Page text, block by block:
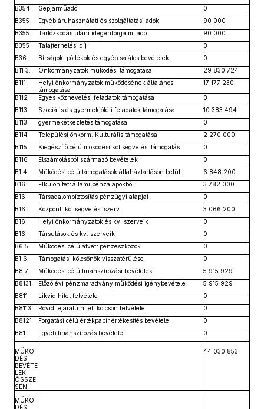
B354
Gépjárműadó
0
B355
Egyéb áruhasználati és szolgáltatási adók
90 000
B355
Tartózkodás utáni idegenforgalmi adó
90 000
B355
Talajterhelési díj
0
B36
Bírságok, pótlékok és egyéb sajátos bevételek
0
B11 3.
Önkormányzatok müködési támogatásai
29 830 724
B111
Helyi önkormányzatok működésének általános
támogatása
17 177 230
B112 Egyes köznevelési feladatok támogatása
0
B113
Szociális és gyermekjóléti feladatok támogatása
10 383 494
B113
gyermekétkeztetés támogatása
0
B114
Települési önkorm. Kulturális támogatása
2 270 000
B115
Kiegészítő célú möködési költségvetési támogatás
0
B116
Elszámolásból származó bevételek
0
B1 4.
Működési célú támogatások állaháztartáson belül
6 848 200
B16
Elkülönített állami pénzalapokból
3 782 000
B16
Társadalombíztosítás pénzügyi alapjai
0
B16
Központi költségvetési szerv
3 066 200
B16
Helyi önkormányzatok és kv. szerveik
0
B16
Társulások és kv. szerveik
0
B6 5.
Működési célú átvett pénzeszközök
0
B1 6.
Támogatási kölcsönök visszatérülése
0
B8 7.
Működési célú finanszírozási bevételek
5 915 929
B8131
Előző évi pénzmaradvány működési igénybevétele
5 915 929
B811
Likvid hitel felvétele
0
B8113
Rövid lejáratú hitel, kölcsön felvétele
0
B8121
Forgatási célú értékpapír értékesítés bevétele
0
B81
Egyéb finanszírozás bevételei 0
MŰKÖ
DÉSI
BEVÉTE
LEK
ÖSSZE
SEN
44 030 853
MŰKÖ
DÉSI